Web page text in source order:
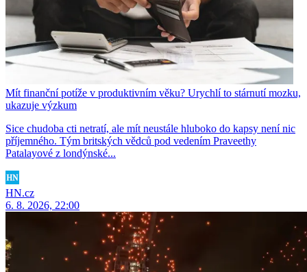
Mít finanční potíže v produktivním věku? Urychlí to stárnutí mozku,
ukazuje výzkum
Sice chudoba cti netratí, ale mít neustále hluboko do kapsy není nic
příjemného. Tým britských vědců pod vedením Praveethy
Patalayové z londýnské...
HN.cz
6. 8. 2026, 22:00